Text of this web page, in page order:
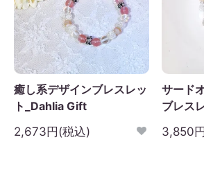
28 29 30
癒し系デザインブレスレッ
ト_Dahlia Gift
2,673円(税込)
サード
ブレス
3,850